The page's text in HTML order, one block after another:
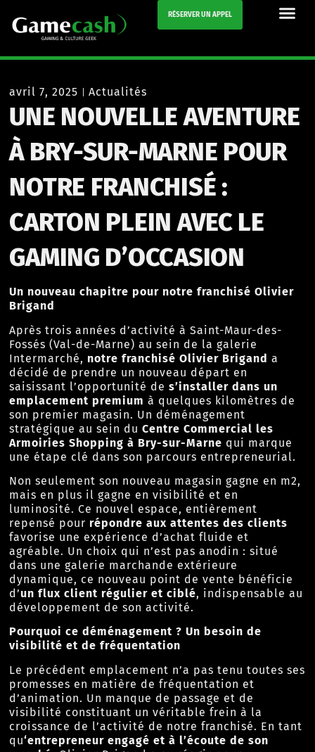
RÉSERVER UN APPEL
avril 7, 2025 Actualités
UNE NOUVELLE AVENTURE
À BRY-SUR-MARNE POUR
NOTRE FRANCHISÉ :
CARTON PLEIN AVEC LE
GAMING D’OCCASION
Un nouveau chapitre pour notre franchisé Olivier
Brigand
Après trois années d’activité à Saint-Maur-des-
Fossés (Val-de-Marne) au sein de la galerie
Intermarché, notre franchisé Olivier Brigand a
décidé de prendre un nouveau départ en
saisissant l’opportunité des’installer dans un
emplacement premium à quelques kilomètres de
son premier magasin. Un déménagement
stratégique au sein duCentre Commercial les
Armoiries Shopping à Bry-sur-Marne qui marque
une étape clé dans son parcours entrepreneurial.
Non seulement son nouveau magasin gagne en m2,
mais en plus il gagne en visibilité et en
luminosité. Ce nouvel espace, entièrement
repensé pour répondre aux attentes des clients
favorise une expérience d’achat fluide et
agréable. Un choix qui n’est pas anodin : situé
dans une galerie marchande extérieure
dynamique, ce nouveau point de vente bénéficie
d’un flux client régulier et ciblé, indispensable au
développement de son activité.
Pourquoi ce déménagement ? Un besoin de
visibilité et de fréquentation
Le précédent emplacement n’a pas tenu toutes ses
promesses en matière de fréquentation et
d’animation. Un manque de passage et de
visibilité constituant un véritable frein à la
croissance de l’activité de notre franchisé. En tant
qu‘entrepreneur engagé et à l’écoute de son